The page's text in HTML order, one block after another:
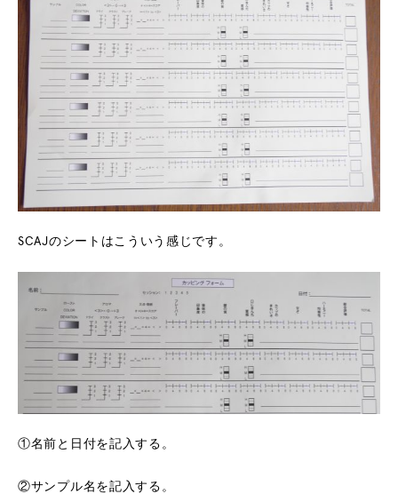
SCAJのシートはこういう感じです。
①名前と日付を記入する。
②サンプル名を記入する。